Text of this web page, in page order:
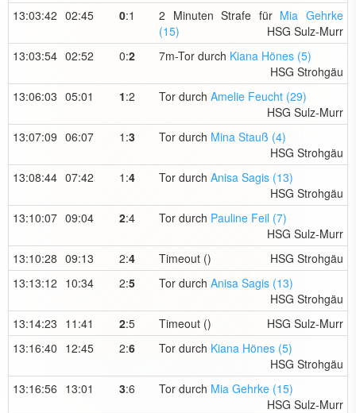
13:03:42 02:45 0:1 2 Minuten Strafe für Mia Gehrke
(15)
HSG Sulz-Murr
13:03:54 02:52 0:2 7m-Tor durch Kiana Hönes (5)
HSG Strohgäu
13:06:03 05:01 1:2 Tor durch Amelie Feucht (29)
HSG Sulz-Murr
13:07:09 06:07 1:3 Tor durch Mina Stauß (4)
HSG Strohgäu
13:08:44 07:42 1:4 Tor durch Anisa Sagis (13)
HSG Strohgäu
13:10:07 09:04 2:4 Tor durch Pauline Feil (7)
HSG Sulz-Murr
13:10:28 09:13 2:4 Timeout ()
HSG Strohgäu
13:13:12 10:34 2:5 Tor durch Anisa Sagis (13)
HSG Strohgäu
13:14:23 11:41 2:5 Timeout ()
HSG Sulz-Murr
13:16:40 12:45 2:6 Tor durch Kiana Hönes (5)
HSG Strohgäu
13:16:56 13:01 3:6 Tor durch Mia Gehrke (15)
HSG Sulz-Murr